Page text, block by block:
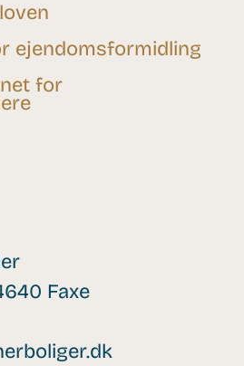
Faxe
ejendomsformidling
for